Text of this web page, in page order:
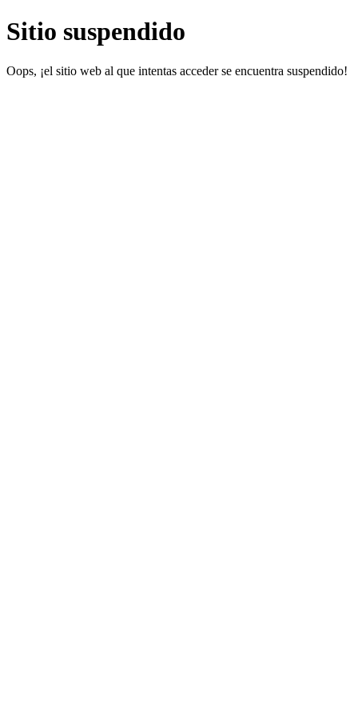
Sitio suspendido
Oops, ¡el sitio web al que intentas acceder se encuentra suspendido!